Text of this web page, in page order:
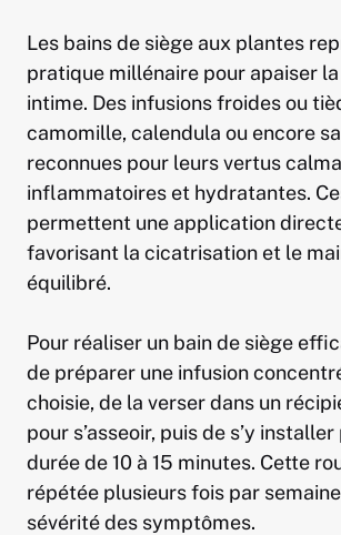
Les bains de siège aux plantes
pratique millénaire pour apaiser
intime. Des infusions froides ou
camomille, calendula ou encore
reconnues pour leurs vertus
inflammatoires et hydratantes.
permettent une application
favorisant la cicatrisation et le
équilibré.
Pour réaliser un bain de siège
de préparer une infusion
choisie, de la verser dans un
pour s’asseoir, puis de s’y
durée de 10 à 15 minutes. Cette
répétée plusieurs fois par
sévérité des symptômes.